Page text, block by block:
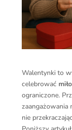
Walentynki to
celebrować
ograniczone.
zaangażowania
nie